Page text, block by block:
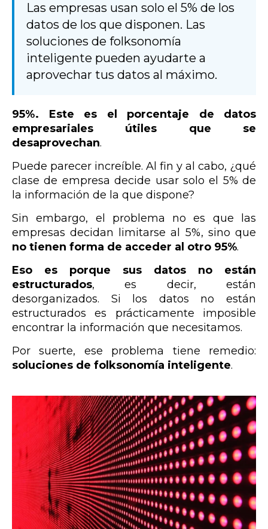
Las empresas usan solo el 5% de los
datos de los que disponen. Las
soluciones de folksonomía
inteligente pueden ayudarte a
aprovechar tus datos al máximo.
95%. Este es el porcentaje de datos
empresariales útiles que se
desaprovechan.
Puede parecer increíble. Al fin y al cabo, ¿qué
clase de empresa decide usar solo el 5% de
la información de la que dispone?
Sin embargo, el problema no es que las
empresas decidan limitarse al 5%, sino que
no tienen forma de acceder al otro 95%.
Eso es porque sus datos no están
estructurados, es decir, están
desorganizados. Si los datos no están
estructurados es prácticamente imposible
encontrar la información que necesitamos.
Por suerte, ese problema tiene remedio:
soluciones de folksonomía inteligente.